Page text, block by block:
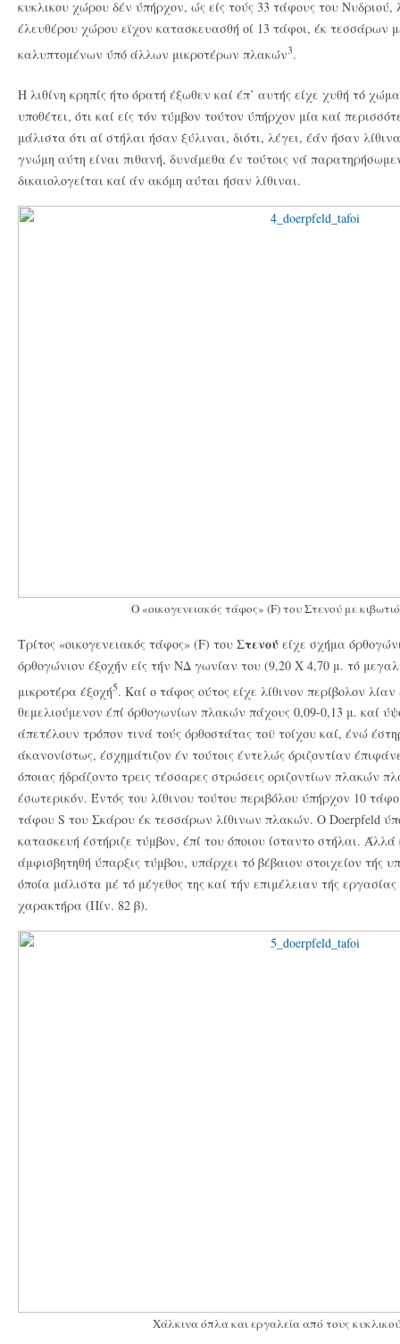
κυκλικου χώρου δέν ύπήρχον, ώς είς τούς 33 τάφους του Νυδριού,
έλευθέρου χώρου εϊχον κατασκευασθή οί 13 τάφοι, έκ τεσσάρων
καλυπτομένων ύπό άλλων μικροτέρων πλακών3.
H λιθίνη κρηπίς ήτο όρατή έξωθεν καί έπ’ αυτής είχε χυθή τό
υποθέτει, ότι καί είς τόν τύμβον τούτον ύπήρχον μία καί
μάλιστα ότι αί στήλαι ήσαν ξύλιναι, διότι, λέγει, έάν ήσαν
γνώμη αύτη είναι πιθανή, δυνάμεθα έν τούτοις νά
δικαιολογείται καί άν ακόμη αύται ήσαν λίθιναι.
Ο «οικογενειακός τάφος» (F) του Στενού με
Τρίτος «οικογενειακός τάφος» (F) του Στενού είχε σχήμα
όρθογώνιον έξοχήν είς τήν ΝΔ γωνίαν του (9,20 X 4,70 μ. τό
μικροτέρα έξοχή5. Καί ο τάφος ούτος είχε λίθινον περίβολον
θεμελιούμενον έπί όρθογωνίων πλακών πάχους 0,09-0,13 μ. καί
άπετέλουν τρόπον τινά τούς όρθοστάτας τοϋ τοίχου καί, ένώ
άκανονίστως, έσχημάτιζον έν τούτοις έντελώς όριζοντίαν
όποιας ήδράζοντο τρεις τέσσαρες στρώσεις οριζοντίων πλακών
έσωτερικόν. Έντός του λίθινου τούτου περιβόλου ύπήρχον 10
τάφου S του Σκάρου έκ τεσσάρων λίθινων πλακών. O Doerpfeld
κατασκευή έστήριζε τύμβον, έπί του όποιου ίσταντο στήλαι.
άμφισβητηθή ύπαρξις τύμβου, υπάρχει τό βέβαιον στοιχείον τής
όποία μάλιστα μέ τό μέγεθος της καί τήν επιμέλειαν τής
χαρακτήρα (Πίν. 82 β).
Χάλκινα όπλα και εργαλεία από τους